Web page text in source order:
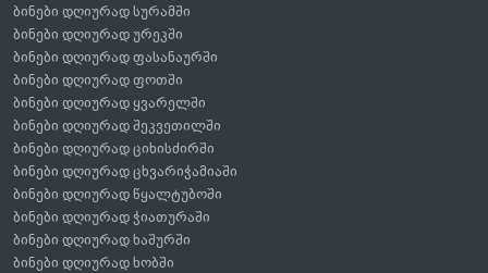
ბინები დღიურად სურამში
ბინები დღიურად ურეკში
ბინები დღიურად ფასანაურში
ბინები დღიურად ფოთში
ბინები დღიურად ყვარელში
ბინები დღიურად შეკვეთილში
ბინები დღიურად ციხისძირში
ბინები დღიურად ცხვარიჭამიაში
ბინები დღიურად წყალტუბოში
ბინები დღიურად ჭიათურაში
ბინები დღიურად ხაშურში
ბინები დღიურად ხობში